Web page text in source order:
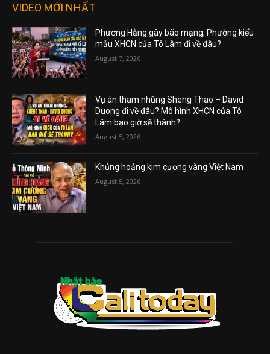
VIDEO MỚI NHẤT
Phương Hằng gây bão mạng, Phường kiểu
mẫu XHCN của Tô Lâm đi về đâu?
August 7, 2026
Vụ án tham nhũng Sheng Thao – David
Duong đi về đâu? Mô hình XHCN của Tô
Lâm bao giờ sẽ thành?
August 5, 2026
Khủng hoảng kim cương vàng Việt Nam
August 5, 2026